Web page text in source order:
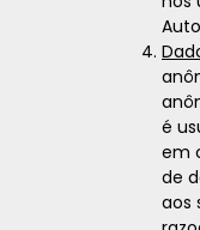
é
em
de
aos